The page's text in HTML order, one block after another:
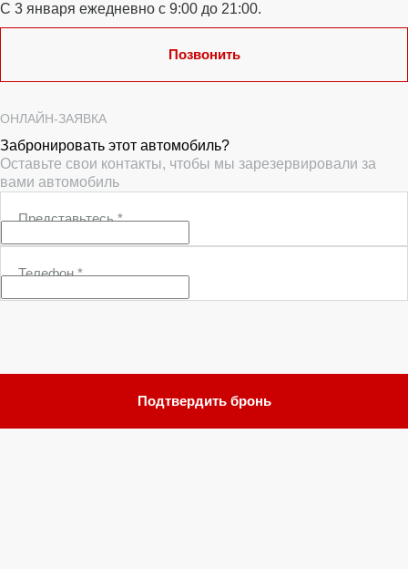
С 3 января ежедневно с 9:00 до 21:00.
Позвонить
ОНЛАЙН-ЗАЯВКА
Забронировать этот автомобиль?
Оставьте свои контакты, чтобы мы зарезервировали за
вами автомобиль
Представьтесь*
Телефон*
Подтвердить бронь